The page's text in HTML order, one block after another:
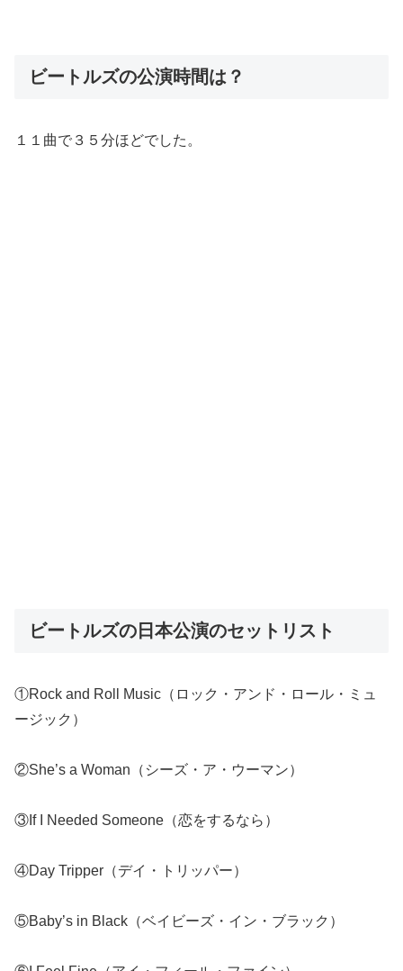
ビートルズの公演時間は？
１１曲で３５分ほどでした。
ビートルズの日本公演のセットリスト
①Rock and Roll Music（ロック・アンド・ロール・ミュ
ージック）
②She’s a Woman（シーズ・ア・ウーマン）
③If I Needed Someone（恋をするなら）
④Day Tripper（デイ・トリッパー）
⑤Baby’s in Black（ベイビーズ・イン・ブラック）